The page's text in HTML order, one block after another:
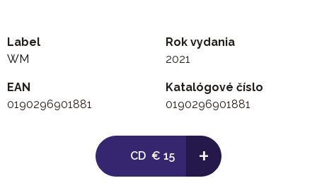
6. Childhood (for Carmel)
7. Gesture #1
9. New York 90's
Label
WM
Rok vydania
2021
EAN
0190296901881
Katalógové číslo
0190296901881
CD € 15 +